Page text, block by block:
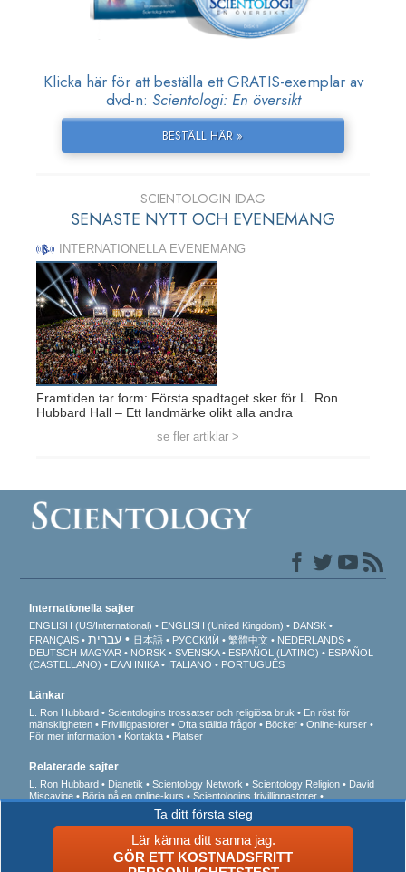
Klicka här för att beställa ett GRATIS-exemplar av
dvd-n: Scientologi: En översikt
BESTÄLL HÄR »
SCIENTOLOGIN IDAG
SENASTE NYTT OCH EVENEMANG
INTERNATIONELLA EVENEMANG
Framtiden tar form: Första spadtaget sker för L. Ron
Hubbard Hall – Ett landmärke olikt alla andra
se fler artiklar >
Ta ditt första steg
Lär känna ditt sanna jag.
GÖR ETT KOSTNADSFRITT
Internationella sajter
ENGLISH (US/International) ENGLISH (United Kingdom)
DANSK
FRANÇAIS
עברית 日本語 РУССКИЙ 繁體中文
NEDERLANDS
DEUTSCH MAGYAR NORSK SVENSKA ESPAÑOL (LATINO)
ESPAÑOL
(CASTELLANO)
ΕΛΛΗΝΙΚA ITALIANO PORTUGUÊS
Länkar
L. Ron Hubbard Scientologins trossatser och religiösa bruk
En röst för
mänskligheten
Frivilligpastorer Ofta ställda frågor Böcker
Online-kurser
För mer information
Kontakta Platser
Relaterade sajter
L. Ron Hubbard Dianetik Scientology Network Scientology Religion
David
Miscavige
Börja på en online-kurs
Scientologins frivilligpastorer
Internationella scientologförbundet
Freedom Magazine
Enade för mänskliga rättigheter
mänskliga rättigheter
© 2026 Church of Scientology International. Alla rättigheter förbehållna.